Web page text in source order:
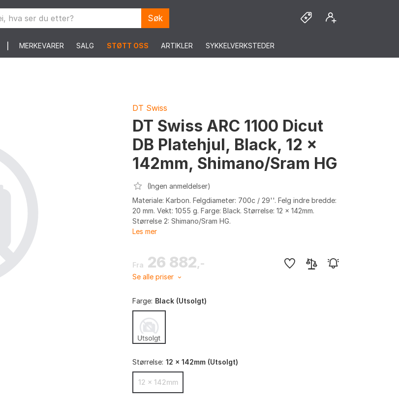
Søk
MERKEVARER SALG STØTT OSS ARTIKLER SYKKELVERKSTEDER
DT Swiss
DT Swiss ARC 1100 Dicut
DB Platehjul, Black, 12 x
142mm, Shimano/Sram HG
(Ingen anmeldelser)
Materiale: Karbon. Felgdiameter: 700c / 29''. Felg indre bredde:
20 mm. Vekt: 1055 g. Farge: Black. Størrelse: 12 x 142mm.
Størrelse 2: Shimano/Sram HG.
Les mer
Fra 26 882,-
Se alle priser
Farge: Black (Utsolgt)
Størrelse: 12 x 142mm (Utsolgt)
12 x 142mm